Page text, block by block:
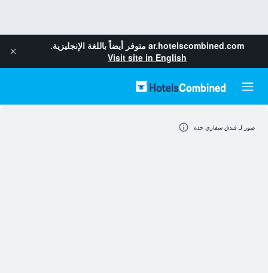
ar.hotelscombined.com متوفر أيضاً باللغة الإنجليزية.
Visit site in English
صور لـ فندق سفاري جدة